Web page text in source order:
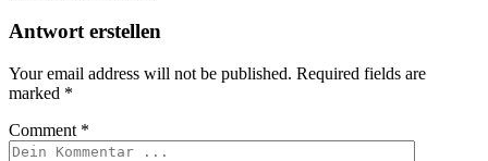
Antwort erstellen
Your email address will not be published. Required fields are
marked *
Comment *